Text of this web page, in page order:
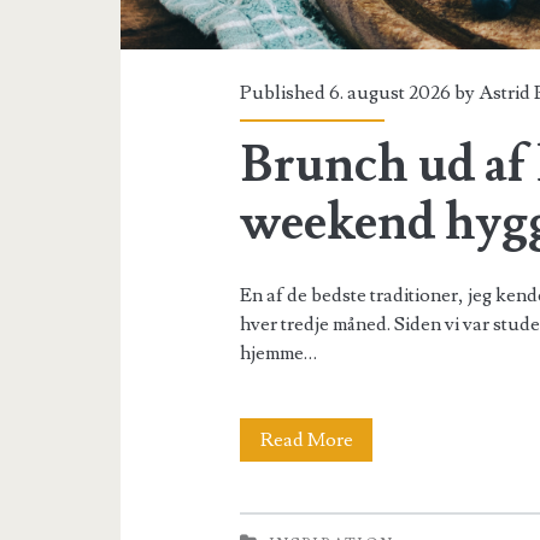
Published 6. august 2026 byAstrid
Brunch ud af
weekend
En af de bedste traditioner, jeg
hver tredje måned. Siden vi var
hjemme…
Read MoreBrunch